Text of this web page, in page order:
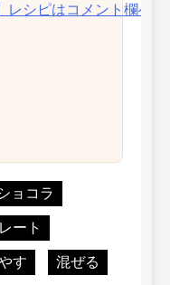
ョコラ
ート
す
混ぜる